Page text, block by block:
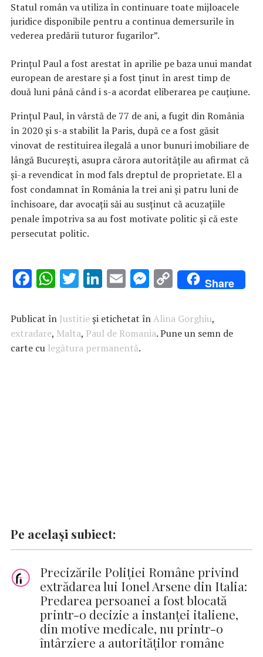
Statul român va utiliza în continuare toate mijloacele
juridice disponibile pentru a continua demersurile în
vederea predării tuturor fugarilor”.
Prinţul Paul a fost arestat în aprilie pe baza unui mandat
european de arestare şi a fost ţinut în arest timp de
două luni până când i s-a acordat eliberarea pe cauţiune.
Prinţul Paul, în vârstă de 77 de ani, a fugit din România
în 2020 şi s-a stabilit la Paris, după ce a fost găsit
vinovat de restituirea ilegală a unor bunuri imobiliare de
lângă Bucureşti, asupra cărora autorităţile au afirmat că
şi-a revendicat în mod fals dreptul de proprietate. El a
fost condamnat în România la trei ani şi patru luni de
închisoare, dar avocaţii săi au susţinut că acuzaţiile
penale împotriva sa au fost motivate politic şi că este
persecutat politic.
F
e
b
o
W
at
s
A
T
it
te
r
Li
k
e
dI
E
ai
l
M
se
n
C
o
p
y
Share
Publicat în Justitieși etichetat înAlina Gorghiu,
extradare, Malta, Paul de Romania. Pune un semn de
carte cu legătura permanentă.
Pe același subiect:
Precizările Poliţiei Române privind
extrădarea lui Ionel Arsene din Italia:
Predarea persoanei a fost blocată
printr-o decizie a instanţei italiene,
din motive medicale, nu printr-o
întârziere a autorităţilor române